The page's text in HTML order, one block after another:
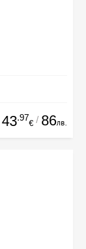
43.97
€ / 86лв.